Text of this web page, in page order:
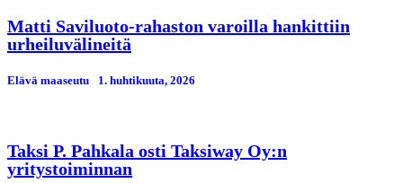
Matti Saviluoto-rahaston varoilla hankittiin
urheiluvälineitä
Elävä maaseutu 1. huhtikuuta, 2026
Taksi P. Pahkala osti Taksiway Oy:n
yritystoiminnan